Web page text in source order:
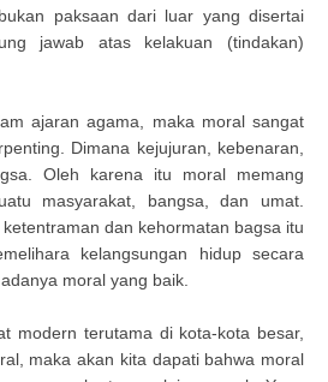
paksaan dari luar yang disertai
jawab atas kelakuan (tindakan)
ajaran agama, maka moral sangat
Dimana kejujuran, kebenaran,
Oleh karena itu moral memang
masyarakat, bangsa, dan umat.
dan kehormatan bagsa itu
kelangsungan hidup secara
moral yang baik.
modern terutama di kota-kota besar,
maka akan kita dapati bahwa moral